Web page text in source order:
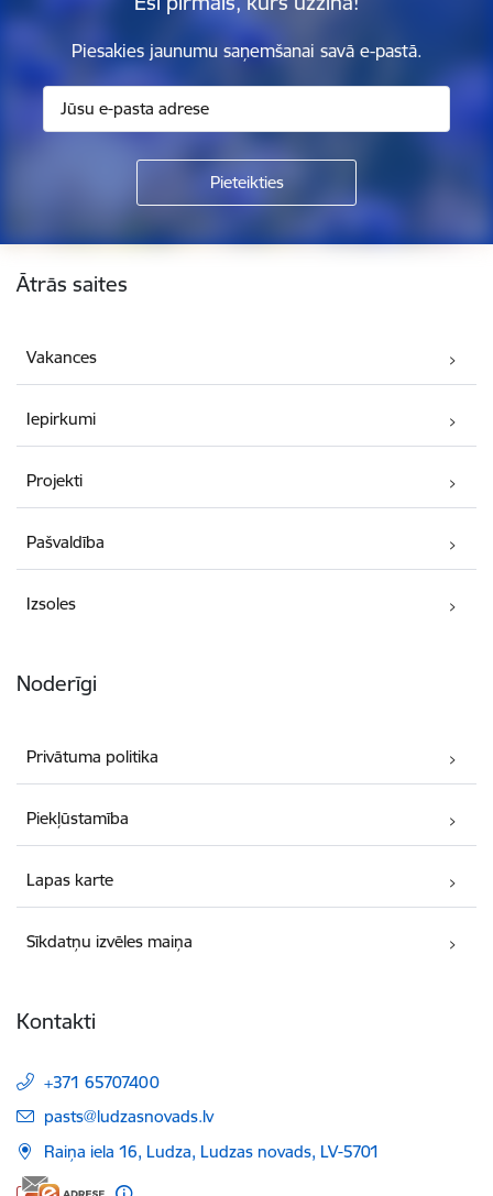
Piesakies jaunumu saņemšanai savā e-pastā.
Kājene
Ātrās saites
Vakances
Iepirkumi
Projekti
Pašvaldība
Izsoles
Noderīgi
Privātuma politika
Piekļūstamība
Lapas karte
Sīkdatņu izvēles maiņa
Kontakti
+371 65707400
E-pasts:
pasts@ludzasnovads.lv
Raiņa iela 16, Ludza, Ludzas novads, LV-5701